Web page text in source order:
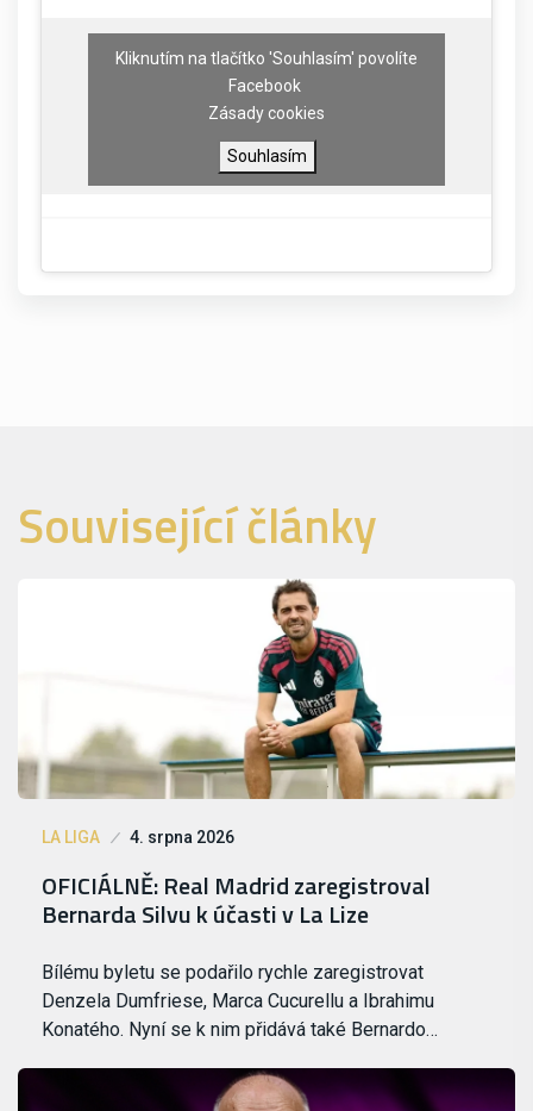
Kliknutím na tlačítko 'Souhlasím' povolíte
Facebook
Zásady cookies
Souhlasím
Související články
LA LIGA 4. srpna 2026
OFICIÁLNĚ: Real Madrid zaregistroval
Bernarda Silvu k účasti v La Lize
Bílému byletu se podařilo rychle zaregistrovat
Denzela Dumfriese, Marca Cucurellu a Ibrahimu
Konatého. Nyní se k nim přidává také Bernardo…